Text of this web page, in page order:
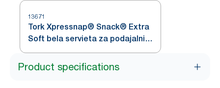
13671
Tork Xpressnap® Snack® Extra
Soft bela servieta za podajalnik
z grafiko lista
Product specifications